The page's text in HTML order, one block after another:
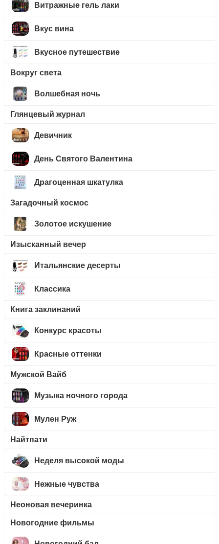
Витражные гель лаки
Вкус вина
Вкусное путешествие
Вокруг света
Волшебная ночь
Глянцевый журнал
Девичник
День Святого Валентина
Драгоценная шкатулка
Загадочный космос
Золотое искушение
Изысканный вечер
Итальянские десерты
Классика
Книга заклинаний
Конкурс красоты
Красные оттенки
Мужской Вайб
Музыка ночного города
Мулен Руж
Найтпати
Неделя высокой моды
Нежные чувства
Неоновая вечеринка
Новогодние фильмы